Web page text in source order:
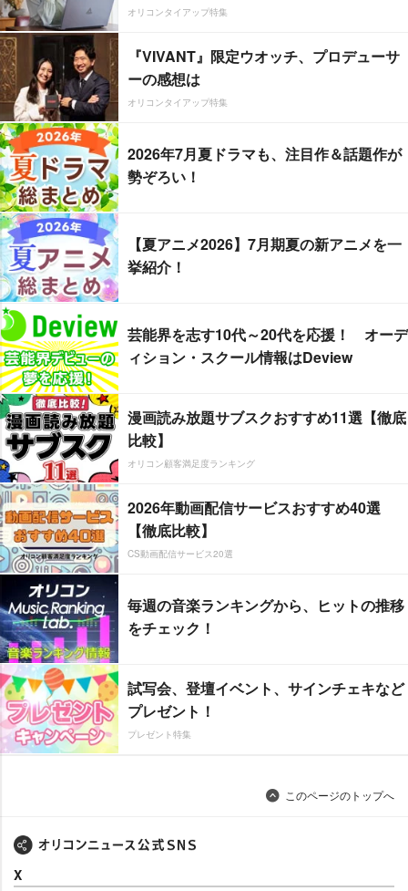
オリコンタイアップ特集
『VIVANT』限定ウオッチ、プロデューサ
ーの感想は
オリコンタイアップ特集
2026年7月夏ドラマも、注目作＆話題作が
勢ぞろい！
【夏アニメ2026】7月期夏の新アニメを一
挙紹介！
芸能界を志す10代～20代を応援！ オーデ
ィション・スクール情報はDeview
漫画読み放題サブスクおすすめ11選【徹底
比較】
オリコン顧客満足度ランキング
2026年動画配信サービスおすすめ40選
【徹底比較】
CS動画配信サービス20選
毎週の音楽ランキングから、ヒットの推移
をチェック！
試写会、登壇イベント、サインチェキなど
プレゼント！
プレゼント特集
このページのトップへ
X